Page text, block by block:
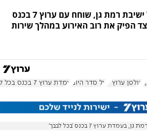
אהרון סעדון, סמנכ"ל ישיבת רמת גן, שוחח עם ערוץ 7 בכנס
הפיק את רוב האירוע במהלך שירות
אולפן ערוץ 7 על סדר היום עמדת ערוץ 7 בכנס בכל לבבך
ערוץ 7 בכנס 'בכל לבבך'